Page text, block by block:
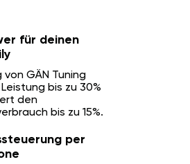
für deinen
GÄN Tuning
bis zu 30%
den
bis zu 15%.
per